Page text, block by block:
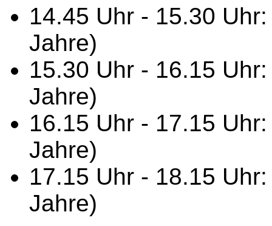
14.45 Uhr - 15.30
Jahre)
15.30 Uhr - 16.15
Jahre)
16.15 Uhr - 17.15
Jahre)
17.15 Uhr - 18.15
Jahre)